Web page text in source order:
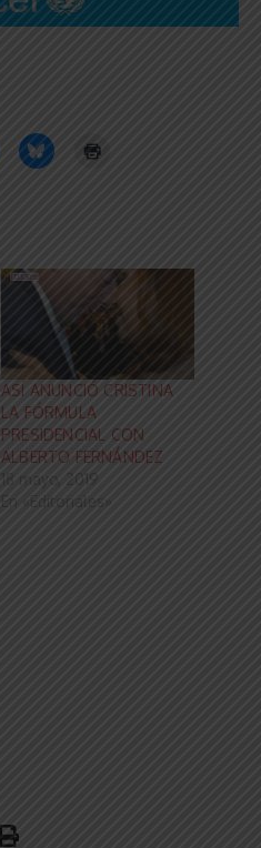
ASÍ ANUNCIÓ CRISTINA
LA FÓRMULA
PRESIDENCIAL CON
ALBERTO FERNÁNDEZ
18 mayo, 2019
En «Editoriales»